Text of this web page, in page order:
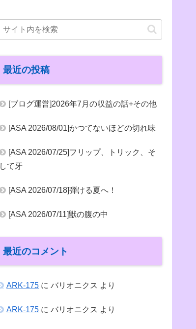
最近の投稿
[ブログ運営]2026年7月の収益の話+その他
[ASA 2026/08/01]かつてないほどの切れ味
[ASA 2026/07/25]フリップ、トリック、そ
して牙
[ASA 2026/07/18]弾ける夏へ！
[ASA 2026/07/11]獣の腹の中
最近のコメント
ARK-175 に バリオニクス より
ARK-175 に バリオニクス より